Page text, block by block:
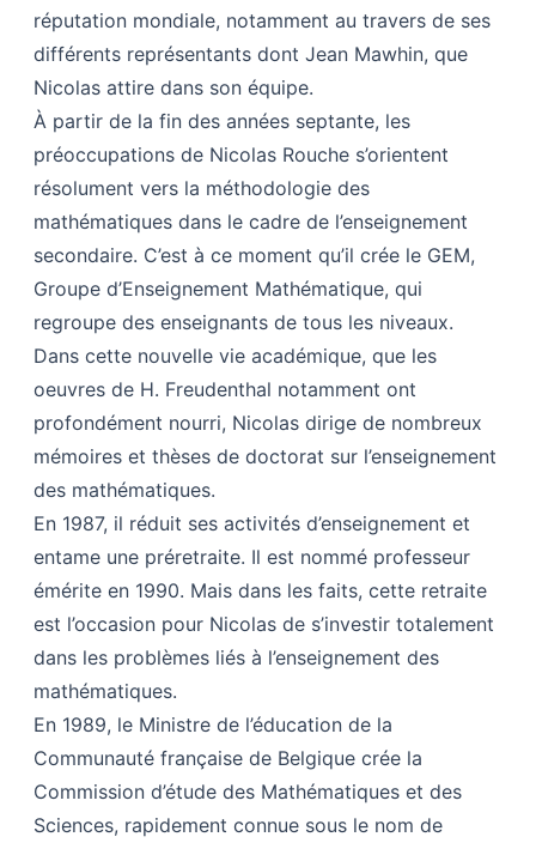
réputation mondiale, notamment au travers de ses
différents représentants dont Jean Mawhin, que
Nicolas attire dans son équipe.
À partir de la fin des années septante, les
préoccupations de Nicolas Rouche s’orientent
résolument vers la méthodologie des
mathématiques dans le cadre de l’enseignement
secondaire. C’est à ce moment qu’il crée le GEM,
Groupe d’Enseignement Mathématique, qui
regroupe des enseignants de tous les niveaux.
Dans cette nouvelle vie académique, que les
oeuvres de H. Freudenthal notamment ont
profondément nourri, Nicolas dirige de nombreux
mémoires et thèses de doctorat sur l’enseignement
des mathématiques.
En 1987, il réduit ses activités d’enseignement et
entame une préretraite. Il est nommé professeur
émérite en 1990. Mais dans les faits, cette retraite
est l’occasion pour Nicolas de s’investir totalement
dans les problèmes liés à l’enseignement des
mathématiques.
En 1989, le Ministre de l’éducation de la
Communauté française de Belgique crée la
Commission d’étude des Mathématiques et des
Sciences, rapidement connue sous le nom de